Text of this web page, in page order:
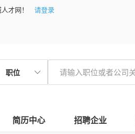
才网！
请登录
职位
简历中心 招聘企业